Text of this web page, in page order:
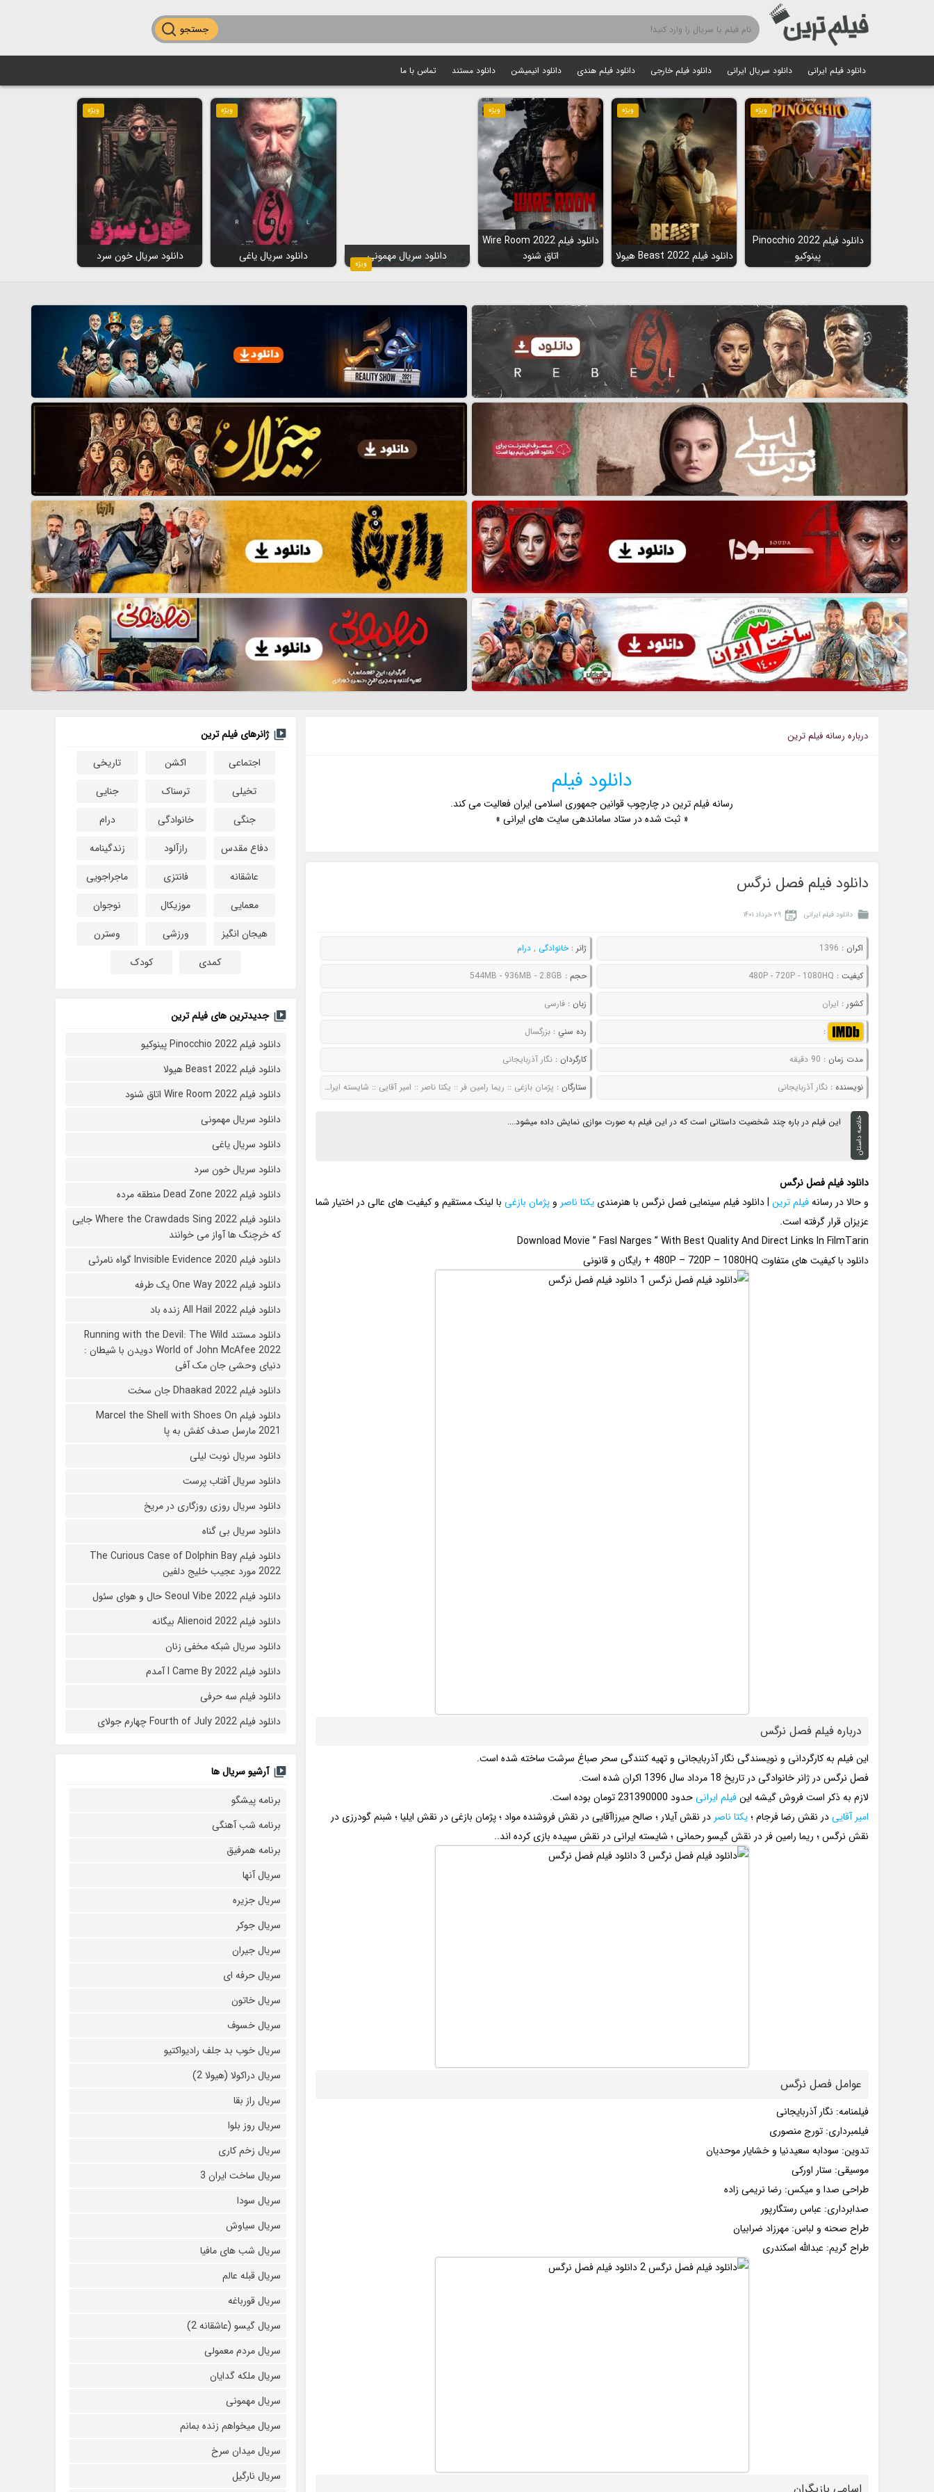
جستجو
دانلود فیلم ایرانی دانلود سریال ایرانی دانلود فیلم خارجی دانلود فیلم هندی دانلود انیمیشن دانلود مستند تماس با ما
ویژه
دانلود فیلم Pinocchio 2022
پینوکیو
ویژه
دانلود فیلم Beast 2022 هیولا
ویژه
دانلود فیلم Wire Room 2022
اتاق شنود
ویژه
دانلود سریال مهمونی
ویژه
دانلود سریال یاغی
ویژه
دانلود سریال خون سرد
درباره رسانه فيلم ترين
دانلود فیلم
رسانه فیلم ترین در چارچوب قوانین جمهوری اسلامی ایران فعالیت می کند.
« ثبت شده در ستاد ساماندهی سایت های ایرانی »
دانلود فیلم فصل نرگس
دانلود فیلم ایرانی ۲۹ خرداد ۱۴۰۱
اکران : 1396 ژانر :خانوادگی ,درام
کيفيت : 480P - 720P - 1080HQ حجم : 544MB - 936MB - 2.8GB
کشور : ایران زبان :فارسی
: رده سني :بزرگسال
مدت زمان : 90 دقیقه کارگردان :نگار آذربایجانی
نويسنده :نگار آذربایجانی ستارگان : پژمان بازغی :: ریما رامین فر :: یکتا ناصر :: امیر آقایی :: شایسته ایرانی :: محمدرضا هدایتی
خلاصه داستان این فیلم در باره چند شخصیت داستانی است که در این فیلم به صورت موازی نمایش داده میشود....
دانلود فیلم فصل نرگس
و حالا در رسانهفیلم ترین | دانلود فیلم سینمایی فصل نرگس با هنرمندییکتا ناصر وپژمان بازغی با لینک مستقیم و کیفیت های عالی در اختیار شما
عزیزان قرار گرفته است.
Download Movie ” Fasl Narges ” With Best Quality And Direct Links In FilmTarin
دانلود با کیفیت های متفاوت 480P – 720P – 1080HQ + رایگان و قانونی
درباره فیلم فصل نرگس
این فیلم به کارگردانی و نویسندگی نگار آذربایجانی و تهیه کنندگی سحر صباغ سرشت ساخته شده است.
فصل نرگس در ژانر خانوادگی در تاریخ 18 مرداد سال 1396 اکران شده است.
لازم به ذکر است فروش گیشه اینفیلم ایرانیحدود 231390000 تومان بوده است.
امیر آقاییدر نقش رضا فرجام ؛یکتا ناصر در نقش آیلار ؛ صالح میرزاآقایی در نقش فروشنده مواد ؛ پژمان بازغی در نقش ایلیا ؛ شبنم گودرزی در
نقش نرگس ؛ ریما رامین فر در نقش گیسو رحمانی ؛ شایسته ایرانی در نقش سپیده بازی کرده اند..
عوامل فصل نرگس
فیلمنامه: نگار آذربایجانی
فیلمبرداری: تورج منصوری
تدوین: سودابه سعیدنیا و خشایار موحدیان
موسیقی: ستار اورکی
طراحی صدا و میکس: رضا نریمی زاده
صدابرداری: عباس رستگارپور
طراح صحنه و لباس: مهرزاد ضرابیان
طراح گریم: عبدالله اسکندری
ژانرهای فیلم ترین
اجتماعی
اکشن
تاریخی
تخیلی
ترسناک
جنایی
جنگی
خانوادگی
درام
دفاع مقدس
رازآلود
زندگینامه
عاشقانه
فانتزی
ماجراجویی
معمایی
موزیکال
نوجوان
هیجان انگیز
ورزشی
وسترن
کمدی
کودک
جدیدترین های فیلم ترین
دانلود فیلم Pinocchio 2022 پینوکیو
دانلود فیلم Beast 2022 هیولا
دانلود فیلم Wire Room 2022 اتاق شنود
دانلود سریال مهمونی
دانلود سریال یاغی
دانلود سریال خون سرد
دانلود فیلم 2022 Dead Zone منطقه مرده
دانلود فیلم Where the Crawdads Sing 2022 جایی
که خرچنگ ها آواز می خوانند
دانلود فیلم 2020 Invisible Evidence گواه نامرئی
دانلود فیلم One Way 2022 یک طرفه
دانلود فیلم All Hail 2022 زنده باد
دانلود مستند Running with the Devil: The Wild
World of John McAfee 2022 دویدن با شیطان :
دنیای وحشی جان مک آفی
دانلود فیلم Dhaakad 2022 جان سخت
دانلود فیلم Marcel the Shell with Shoes On
2021 مارسل صدف کفش به پا
دانلود سریال نوبت لیلی
دانلود سریال آفتاب پرست
دانلود سریال روزی روزگاری در مریخ
دانلود سریال بی گناه
دانلود فیلم The Curious Case of Dolphin Bay
2022 مورد عجیب خلیج دلفین
دانلود فیلم Seoul Vibe 2022 حال و هوای سئول
دانلود فیلم Alienoid 2022 بیگانه
دانلود سریال شبکه مخفی زنان
دانلود فیلم I Came By 2022 آمدم
دانلود فیلم سه حرفی
دانلود فیلم Fourth of July 2022 چهارم جولای
آرشیو سریال ها
برنامه پیشگو
برنامه شب آهنگی
برنامه همرفیق
سریال آنها
سریال جزیره
سریال جوکر
سریال جیران
سریال حرفه ای
سریال خاتون
سریال خسوف
سریال خوب بد جلف رادیواکتیو
سریال دراکولا (هیولا 2)
سریال راز بقا
سریال روز بلوا
سریال زخم کاری
سریال ساخت ایران 3
سریال سودا
سریال سیاوش
سریال شب های مافیا
سریال قبله عالم
سریال قورباغه
سریال گیسو (عاشقانه 2)
سریال مردم معمولی
سریال ملکه گدایان
سریال مهمونی
سریال میخواهم زنده بمانم
سریال میدان سرخ
سریال نارگیل